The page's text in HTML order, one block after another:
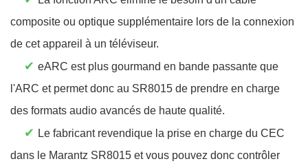
composite ou optique supplémentaire lors de la connexion
de cet appareil à un téléviseur.
✔ eARC est plus gourmand en bande passante que
l'ARC et permet donc au SR8015 de prendre en charge
des formats audio avancés de haute qualité.
✔ Le fabricant revendique la prise en charge du CEC
dans le Marantz SR8015 et vous pouvez donc contrôler